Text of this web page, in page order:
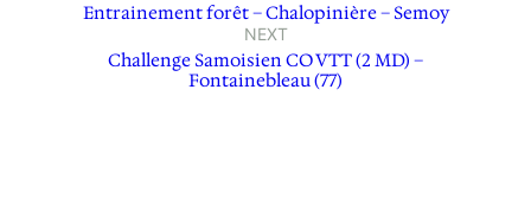
Entrainement forêt – Chalopinière – Semoy
NEXT
Challenge Samoisien CO VTT (2 MD) –
Fontainebleau (77)